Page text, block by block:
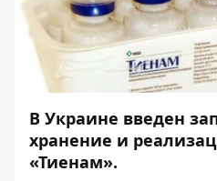
В Украине введен
хранение и
«Тиенам».